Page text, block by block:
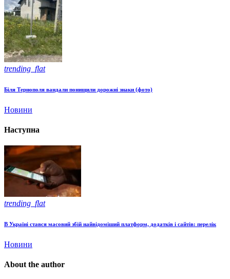
trending_flat
Біля Тернополя вандали понищили дорожні знаки (фото)
Новини
Наступна
trending_flat
В Україні стався масовий збій найвідоміший платформ, додатків і сайтів: перелік
Новини
About the author